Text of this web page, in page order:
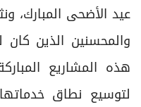
عيد الأضحى المبارك،
والمحسنين الذين كان
هذه المشاريع
لتوسيع نطاق خدماتها